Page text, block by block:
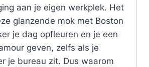
aan je eigen werkplek. Het
glanzende mok met Boston
je dag opfleuren en je een
geven, zelfs als je
je bureau zit. Dus waarom